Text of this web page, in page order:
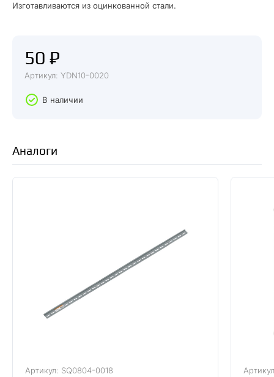
Изготавливаются из оцинкованной стали.
50 ₽
Артикул: YDN10-0020
В наличии
Аналоги
Артикул: SQ0804-0018